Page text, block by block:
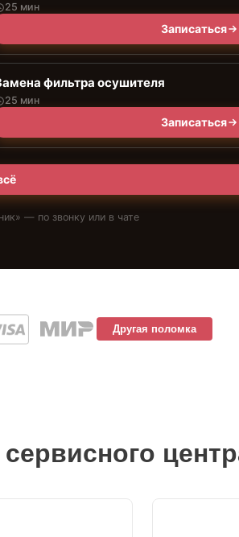
25 мин
Записаться
фильтра осушителя
25 мин
Записаться
» — по звонку или в чате
Другая поломка